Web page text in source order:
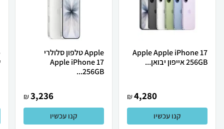
Apple Apple iPhone 17
256GB אייפון יבואן...
4,280
₪
קנו עכשיו
Apple טלפון סלולרי
Apple iPhone 17
256GB...
3,236
₪
קנו עכשיו